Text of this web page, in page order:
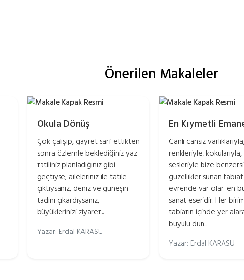
Önerilen Makaleler
Okula Dönüş
Çok çalışıp, gayret sarf ettikten
sonra özlemle beklediğiniz yaz
tatiliniz planladığınız gibi
geçtiyse; aileleriniz ile tatile
çıktıysanız, deniz ve güneşin
tadını çıkardıysanız,
büyüklerinizi ziyaret...
Yazar: Erdal KARASU
En Kıymetli
Canlı cansız varlıklarıyla,
renkleriyle, kokularıyla,
sesleriyle bize
güzellikler sunan tabiat
evrende var olan en
sanat eseridir. Her
tabiatın içinde yer
büyülü dün...
Yazar: Erdal KARASU